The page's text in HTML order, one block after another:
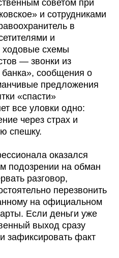
советом при
и сотрудниками
в
и
схемы
— звонки из
сообщения о
предложения
«спасти»
все уловки одно:
через страх и
спешку.
оказался
подозрении на обман
разговор,
перезвонить
на официальном
Если деньги уже
выход сразу
зафиксировать факт